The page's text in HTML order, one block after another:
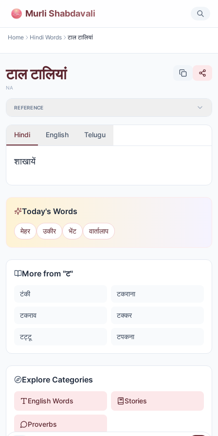
Murli Shabdavali
Home Hindi Words टाल टालियां
टाल टालियां
NA
REFERENCE
Hindi English Telugu
शाखायें
Today's Words
मेहर उकीर भेंट वार्तालाप
More from "ट"
टंकी टकराना
टकराव टक्कर
टट्टू टपकना
Explore Categories
English Words Stories
Proverbs